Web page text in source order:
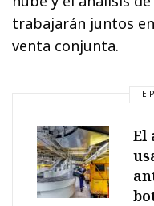
trabajarán juntos
venta conjunta.
TE
El